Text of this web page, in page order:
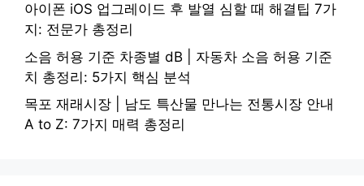
아이폰 iOS 업그레이드 후 발열 심할 때 해결팁 7가
지: 전문가 총정리
소음 허용 기준 차종별 dB | 자동차 소음 허용 기준
치 총정리: 5가지 핵심 분석
목포 재래시장 | 남도 특산물 만나는 전통시장 안내
A to Z: 7가지 매력 총정리